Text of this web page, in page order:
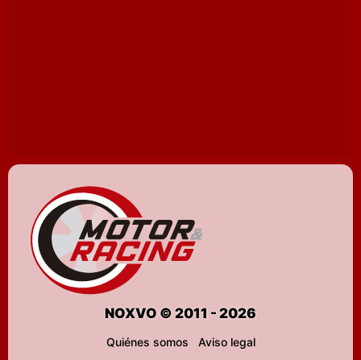
NOXVO © 2011 - 2026
Quiénes somos
Aviso legal